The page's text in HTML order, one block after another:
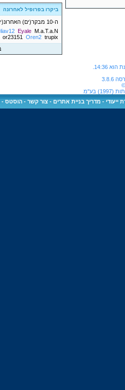
ביקרו בפרופיל לאחרונה
ה-10 מבקר(ים) האחרונ(ים) לדף זה היו:
Eyale M.a.T.a.N
or23151 Oren2 trupix
14:36
בע"מ
ייעודי -מדריך בניית אתרים -צור קשר -הוסטס -